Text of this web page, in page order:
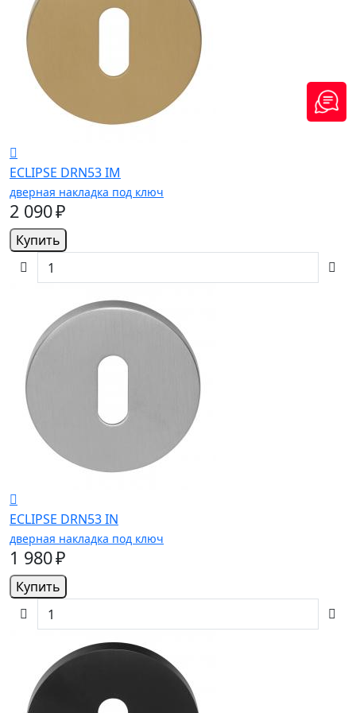
ECLIPSE DRN53 IM
дверная накладка под ключ
2 090 ₽
Купить
ECLIPSE DRN53 IN
дверная накладка под ключ
1 980 ₽
Купить